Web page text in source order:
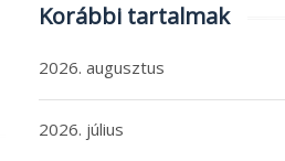
Korábbi tartalmak
2026. augusztus
2026. július